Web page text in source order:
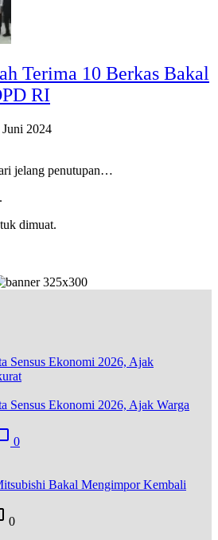
Terima 10 Berkas Bakal
RI
Juni 2024
jelang penutupan…
dimuat.
Sensus Ekonomi 2026, Ajak Warga
0
Bakal Mengimpor Kembali
0